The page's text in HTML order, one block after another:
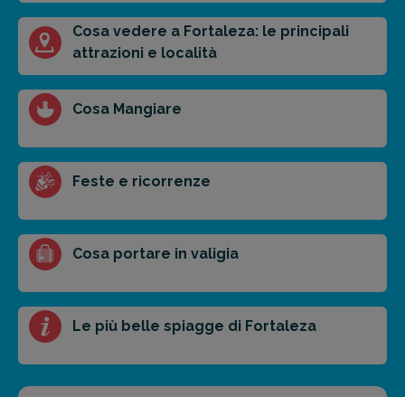
Breve Medio Punti chiave
prossima destinazione di viaggio.
FAI PREVENTIVO
Cosa vedere a Fortaleza: le principali
attrazioni e località
Cosa Mangiare
Feste e ricorrenze
Cosa portare in valigia
Le più belle spiagge di Fortaleza